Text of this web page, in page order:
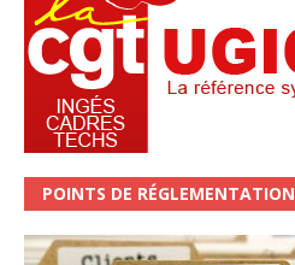
POINTS DE RÉGLEMENTATION